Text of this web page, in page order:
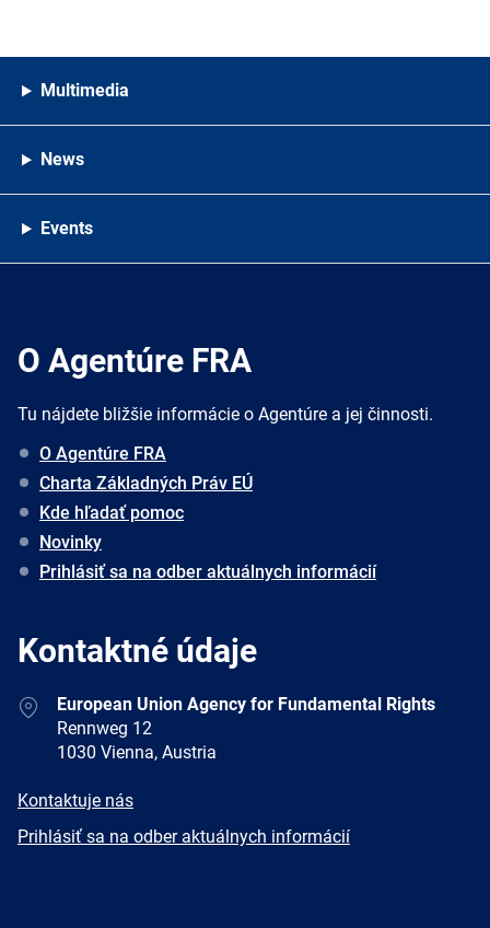
Multimedia
News
Events
O Agentúre FRA
Tu nájdete bližšie informácie o Agentúre a jej činnosti.
O Agentúre FRA
Charta Základných Práv EÚ
Kde hľadať pomoc
Novinky
Prihlásiť sa na odber aktuálnych informácií
Kontaktné údaje
AddressEuropean Union Agency for Fundamental Rights
Rennweg 12
1030 Vienna, Austria
E-
Kontaktuje nás
Newsletter
Prihlásiť sa na odber aktuálnych informácií